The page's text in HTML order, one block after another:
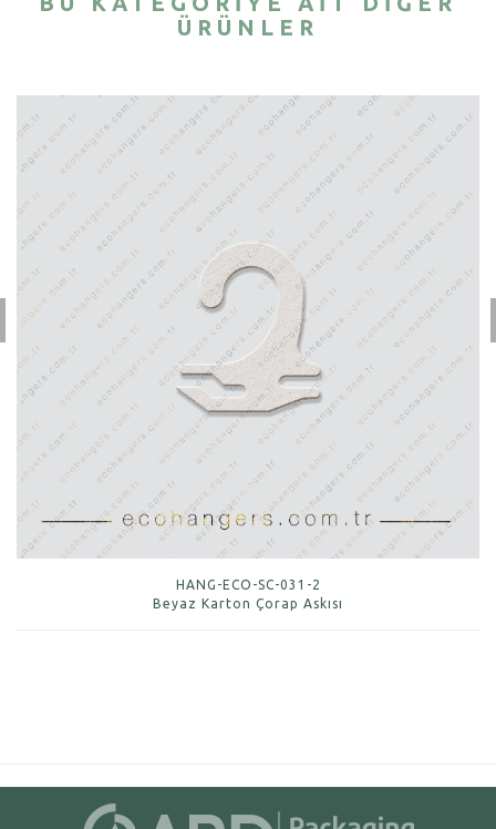
ÜRÜNLER
HANG-ECO-SC-031-2
Beyaz Karton Çorap Askısı